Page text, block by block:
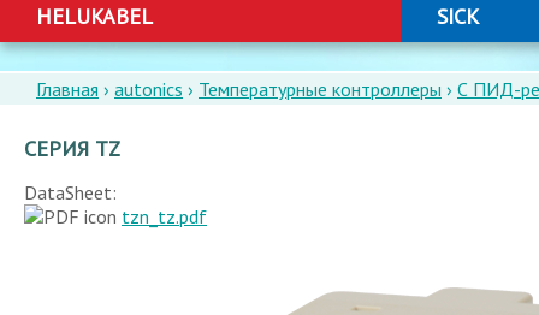
HELUKABEL SICK
ВЫ
Главная › autonics › Температурные контроллеры › С ПИД-
СЕРИЯ TZ
DataSheet:
tzn_tz.pdf